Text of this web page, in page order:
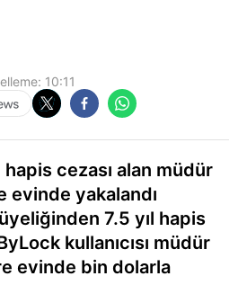
10:11
hapis cezası alan müdür
evinde yakalandı
7.5 yıl hapis
kullanıcısı müdür
evinde bin dolarla